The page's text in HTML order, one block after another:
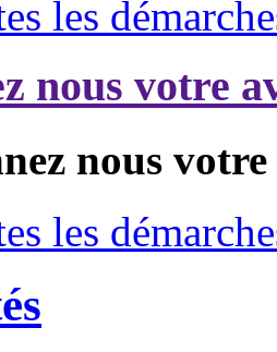
les
nous votre
nous
les